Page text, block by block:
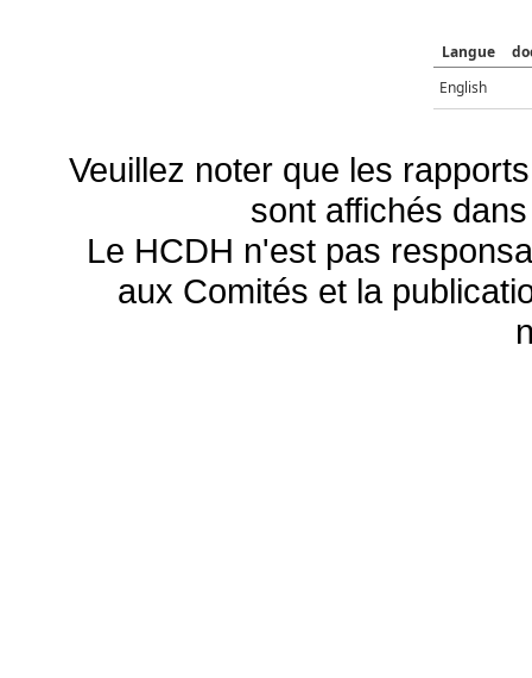
Langue
English
Veuillez noter que les
sont affichés
Le HCDH n'est pas
aux Comités et la